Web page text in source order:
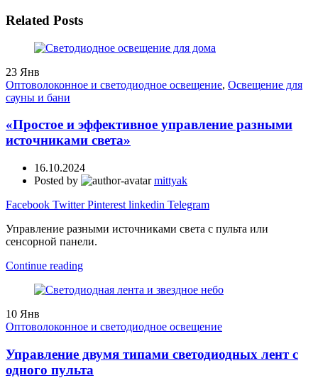
Related Posts
23 Янв
Оптоволоконное и светодиодное освещение, Освещение для
сауны и бани
«Простое и эффективное управление разными
источниками света»
16.10.2024
Posted by
mittyak
Facebook Twitter Pinterest linkedin Telegram
Управление разными источниками света с пульта или
сенсорной панели.
Continue reading
10 Янв
Оптоволоконное и светодиодное освещение
Управление двумя типами светодиодных лент с
одного пульта